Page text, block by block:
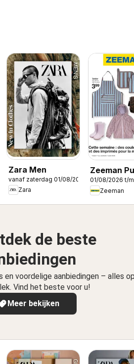
Zara Men
vanaf zaterdag 01/08/2026
Zara
Zeeman
01/08/2026 t/
Zeeman
de beste
en voordelige aanbiedingen – alles
Vind het beste voor u!
Meer bekijken